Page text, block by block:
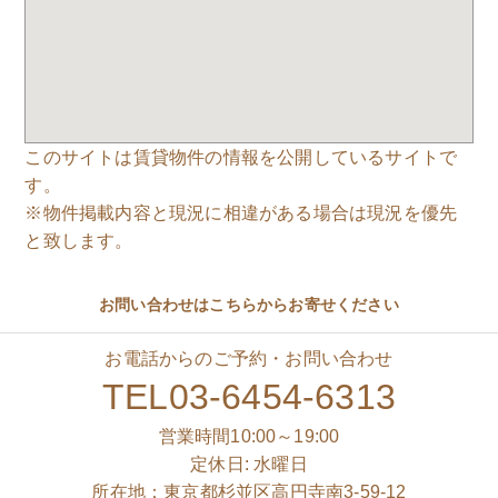
このサイトは賃貸物件の情報を公開しているサイトで
す。
※物件掲載内容と現況に相違がある場合は現況を優先
と致します。
お問い合わせはこちらからお寄せください
お電話からのご予約・お問い合わせ
TEL03-6454-6313
営業時間10:00～19:00
定休日: 水曜日
所在地：東京都杉並区高円寺南3-59-12